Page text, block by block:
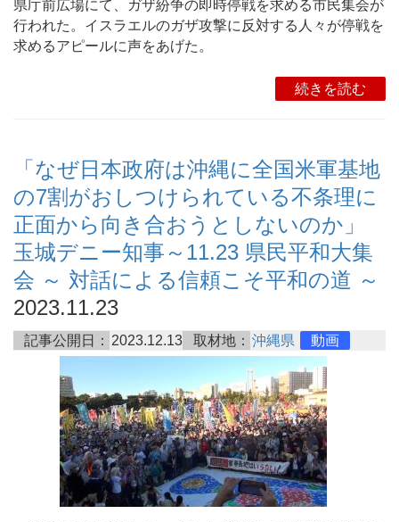
県庁前広場にて、ガザ紛争の即時停戦を求める市民集会が
行われた。イスラエルのガザ攻撃に反対する人々が停戦を
求めるアピールに声をあげた。
続きを読む
「なぜ日本政府は沖縄に全国米軍基地
の7割がおしつけられている不条理に
正面から向き合おうとしないのか」
玉城デニー知事～11.23 県民平和大集
会 ～ 対話による信頼こそ平和の道 ～
2023.11.23
記事公開日： 2023.12.13 取材地： 沖縄県 動画